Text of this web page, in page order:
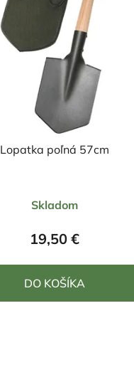
Lopatka poľná 57cm
hodnotenie
produktu
z
Skladom
19,50 €
DO KOŠÍKA